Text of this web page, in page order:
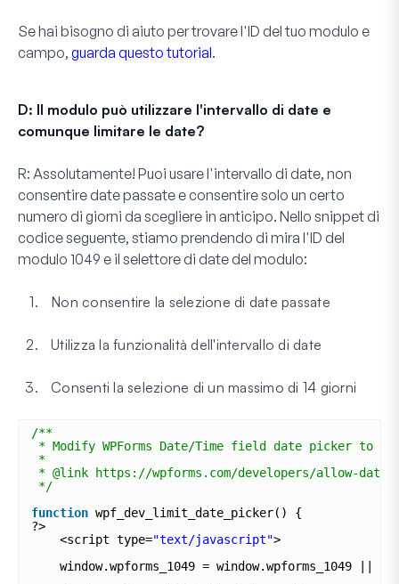
Se hai bisogno di aiuto per trovare l'ID del tuo modulo e
campo, guarda questo tutorial.
D: Il modulo può utilizzare l'intervallo di date e
comunque limitare le date?
R: Assolutamente! Puoi usare l'intervallo di date, non
consentire date passate e consentire solo un certo
numero di giorni da scegliere in anticipo. Nello snippet di
codice seguente, stiamo prendendo di mira l'ID del
modulo 1049 e il selettore di date del modulo:
Non consentire la selezione di date passate
Utilizza la funzionalità dell'intervallo di date
Consenti la selezione di un massimo di 14 giorni
/**
* Modify WPForms Date/Time field date picker to
*
* @link https://wpforms.com/developers/allow-
*/
function wpf_dev_limit_date_picker() {
?>
<script type="text/javascript">
window.wpforms_1049 = window.wpforms_1049 ||